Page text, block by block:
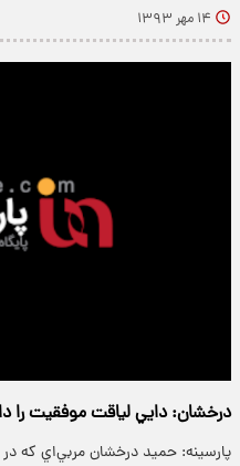
۱۴ مهر ۱۳۹۳
درخشان: دايي لياقت موفقيت را
پارسینه: حميد درخشان مربي‌اي